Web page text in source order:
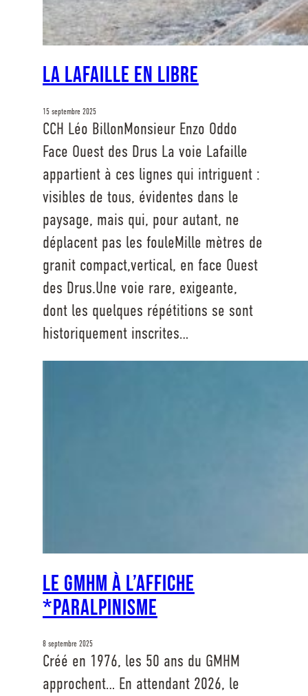
La Lafaille en libre
15 septembre 2025
CCH Léo BillonMonsieur Enzo Oddo
Face Ouest des Drus La voie Lafaille
appartient à ces lignes qui intriguent :
visibles de tous, évidentes dans le
paysage, mais qui, pour autant, ne
déplacent pas les fouleMille mètres de
granit compact,vertical, en face Ouest
des Drus.Une voie rare, exigeante,
dont les quelques répétitions se sont
historiquement inscrites…
Le GMHM à l’affiche
*Paralpinisme
8 septembre 2025
Créé en 1976, les 50 ans du GMHM
approchent… En attendant 2026, le